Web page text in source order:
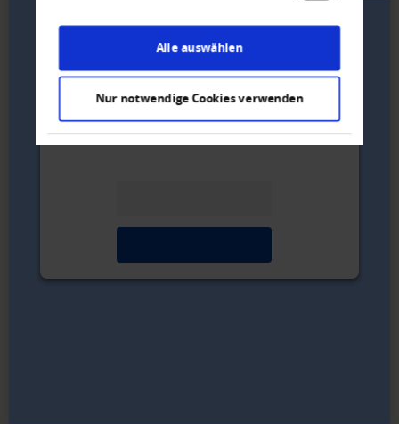
Alle auswählen
Nur notwendige Cookies verwenden